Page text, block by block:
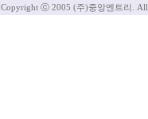
Copyright ⓒ 2005 (주)중앙엔트리. All